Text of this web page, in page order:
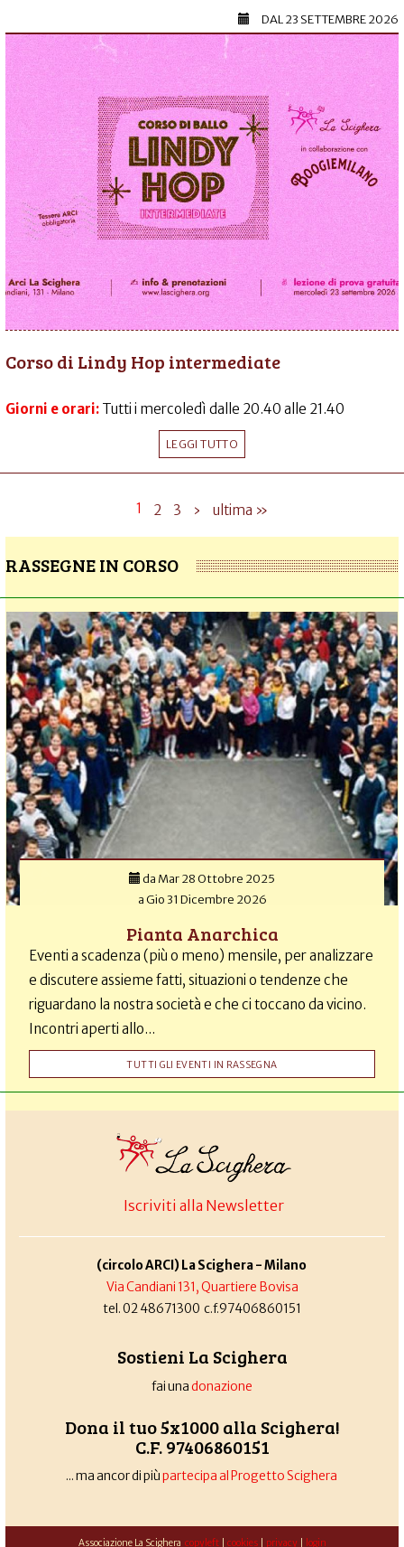
DAL23 SETTEMBRE 2026
Corso di Lindy Hop intermediate
Giorni e orari: Tutti i mercoledì dalle 20.40 alle 21.40
LEGGI TUTTO
1 2 3 › ultima »
RASSEGNE IN CORSO
da Mar 28 Ottobre 2025
aGio 31 Dicembre 2026
Pianta Anarchica
Eventi a scadenza (più o meno) mensile, per analizzare
e discutere assieme fatti, situazioni o tendenze che
riguardano la nostra società e che ci toccano da vicino.
Incontri aperti allo...
TUTTI GLI EVENTI IN RASSEGNA
Iscriviti alla Newsletter
(circolo ARCI) La Scighera - Milano
Via Candiani 131, Quartiere Bovisa
tel. 02 48671300 c.f.97406860151
Sostieni La Scighera
fai unadonazione
Dona il tuo 5x1000 alla Scighera!
C.F. 97406860151
... ma ancor di piùpartecipa al Progetto Scighera
Associazione La Scighera copyleft| cookies| privacy| login